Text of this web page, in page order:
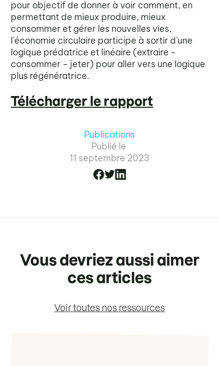
Publications
Publié le
11 septembre 2023
pour objectif de donner à voir comment, en
permettant de mieux produire, mieux
consommer et gérer les nouvelles vies,
l'économie circulaire participe à sortir d'une
logique prédatrice et linéaire (extraire -
consommer - jeter) pour aller vers une logique
plus régénératrice.
Télécharger le rapport
Vous devriez aussi aimer
ces articles
Voir toutes nos ressources